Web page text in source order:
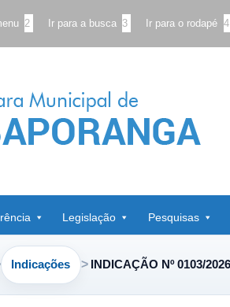
2 Ir para a busca 3 Ir para o rodapé 4
Legislação Pesquisas
Indicações INDICAÇÃO Nº 0103/2026